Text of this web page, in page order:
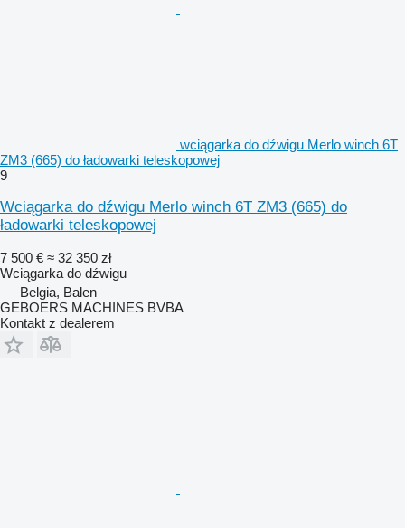
wciągarka do dźwigu Merlo winch 6T
ZM3 (665) do ładowarki teleskopowej
9
Wciągarka do dźwigu Merlo winch 6T ZM3 (665) do
ładowarki teleskopowej
7 500 € ≈ 32 350 zł
Wciągarka do dźwigu
Belgia, Balen
GEBOERS MACHINES BVBA
Kontakt z dealerem